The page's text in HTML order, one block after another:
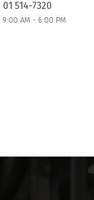
01 514-7320
9:00 AM - 6:00 PM